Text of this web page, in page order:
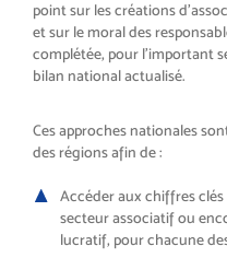
point sur les créations
et sur le moral des
complétée, pour l’important
bilan national actualisé.
Ces approches nationales
des régions afin de :
Accéder aux chiffres clés
secteur associatif ou
lucratif, pour chacune